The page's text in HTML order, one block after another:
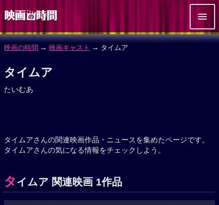
映画の時間 → 映画キャスト → タイムア
タイムア
たいむあ
タイムアさんの関連映画作品・ニュースを集めたページです。
タイムアさんの気になる情報をチェックしよう。
タ イムア 関連映画 1作品